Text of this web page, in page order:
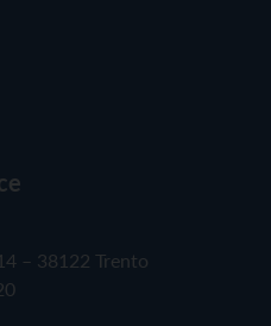
– 38122 Trento